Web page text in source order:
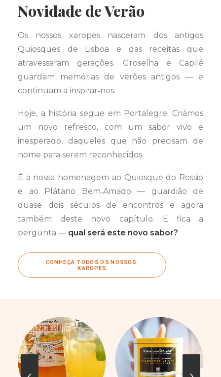
Novidade de Verão
Os nossos xaropes nasceram dos antigos
Quiosques de Lisboa e das receitas que
atravessaram gerações. Groselha e Capilé
guardam memórias de verões antigos — e
continuam a inspirar‑nos.
Hoje, a história segue em Portalegre. Criámos
um novo refresco, com um sabor vivo e
inesperado, daqueles que não precisam de
nome para serem reconhecidos.
É a nossa homenagem ao Quiosque do Rossio
e ao Plátano Bem‑Amado — guardião de
quase dois séculos de encontros e agora
também deste novo capítulo. E fica a
pergunta — qual será este novo sabor?
CONHEÇA TODOS OS NOSSOS
XAROPES